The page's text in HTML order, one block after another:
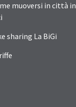
muoversi in città in
sharing La BiGi